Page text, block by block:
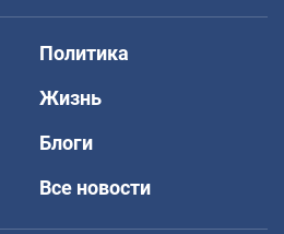
Политика
Жизнь
Блоги
Все новости